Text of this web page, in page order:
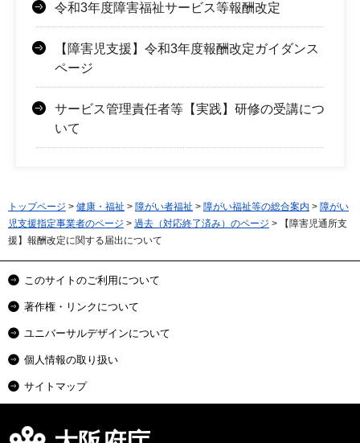
令和3年度障害福祉サービス等報酬改定
【障害児支援】令和3年度報酬改定ガイダンス
ページ
サービス管理責任者等【実践】研修の受講につ
いて
トップページ > 健康・福祉 > 障がい者福祉 > 障がい福祉等の総合案内 > 障がい
児支援指定事業者のページ > 過去（対応終了済み）のページ > 【障害児通所支
援】報酬改定に関する届出について
このサイトのご利用について
著作権・リンクについて
ユニバーサルデザインについて
個人情報の取り扱い
サイトマップ